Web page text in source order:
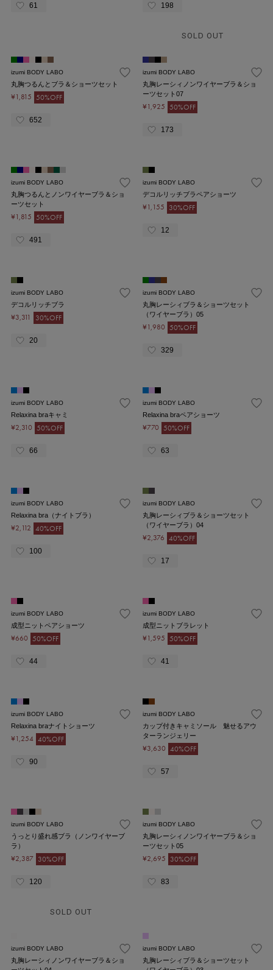
61 198
izumi BODY LABO
丸胸つるんとブラ＆ショーツセット
¥1,815 50%OFF
652
SOLD OUT
izumi BODY LABO
丸胸レーシィノンワイヤーブラ＆ショ
ーツセット07
¥1,925 50%OFF
173
izumi BODY LABO
丸胸つるんとノンワイヤーブラ＆ショ
ーツセット
¥1,815 50%OFF
491
izumi BODY LABO
デコルリッチブラペアショーツ
¥1,155 30%OFF
12
izumi BODY LABO
デコルリッチブラ
¥3,311 30%OFF
20
izumi BODY LABO
丸胸レーシィブラ＆ショーツセット
（ワイヤーブラ）05
¥1,980 50%OFF
329
izumi BODY LABO
Relaxina braキャミ
¥2,310 50%OFF
66
izumi BODY LABO
Relaxina braペアショーツ
¥770 50%OFF
63
izumi BODY LABO
Relaxina bra（ナイトブラ）
¥2,112 40%OFF
100
izumi BODY LABO
丸胸レーシィブラ＆ショーツセット
（ワイヤーブラ）04
¥2,376 40%OFF
17
izumi BODY LABO
成型ニットペアショーツ
¥660 50%OFF
44
izumi BODY LABO
成型ニットブラレット
¥1,595 50%OFF
41
izumi BODY LABO
Relaxina braナイトショーツ
¥1,254 40%OFF
90
izumi BODY LABO
カップ付きキャミソール 魅せるアウ
ターランジェリー
¥3,630 40%OFF
57
izumi BODY LABO
うっとり盛れ感ブラ（ノンワイヤーブ
ラ）
¥2,387 30%OFF
120
izumi BODY LABO
丸胸レーシィノンワイヤーブラ＆ショ
ーツセット05
¥2,695 30%OFF
83
SOLD OUT
izumi BODY LABO
丸胸レーシィノンワイヤーブラ＆ショ
izumi BODY LABO
丸胸レーシィブラ＆ショーツセット